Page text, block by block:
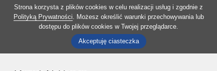
Strona korzysta z plików cookies w celu realizacji usług i zgodnie z
Polityką Prywatności. Możesz określić warunki przechowywania lub
dostępu do plików cookies w Twojej przeglądarce.
Akceptuję ciasteczka